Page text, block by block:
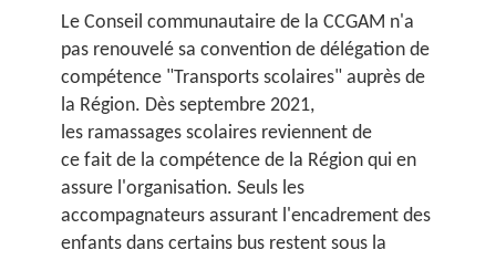
Le Conseil communautaire de la CCGAM n'a
pas renouvelé sa convention de délégation de
compétence "Transports scolaires" auprès de
la Région. Dès septembre 2021,
les ramassages scolaires reviennent de
ce fait de la compétence de la Région qui en
assure l'organisation. Seuls les
accompagnateurs assurant l'encadrement des
enfants dans certains bus restent sous la